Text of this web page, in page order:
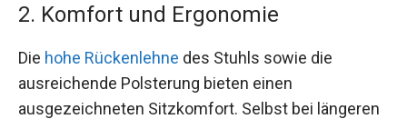
2. Komfort und Ergonomie
Die hohe Rückenlehne des Stuhls sowie die
ausreichende Polsterung bieten einen
ausgezeichneten Sitzkomfort. Selbst bei längeren